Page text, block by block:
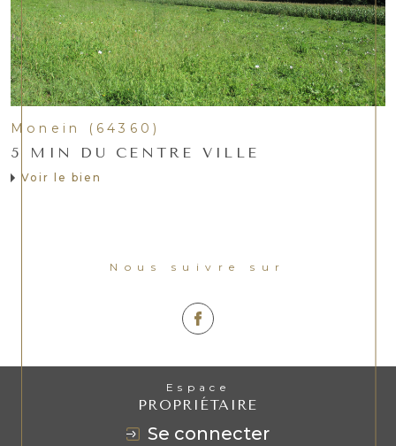
Monein (64360)
5 MIN DU CENTRE VILLE
Voir le bien
Nous suivre sur
Espace
PROPRIÉTAIRE
se connecter